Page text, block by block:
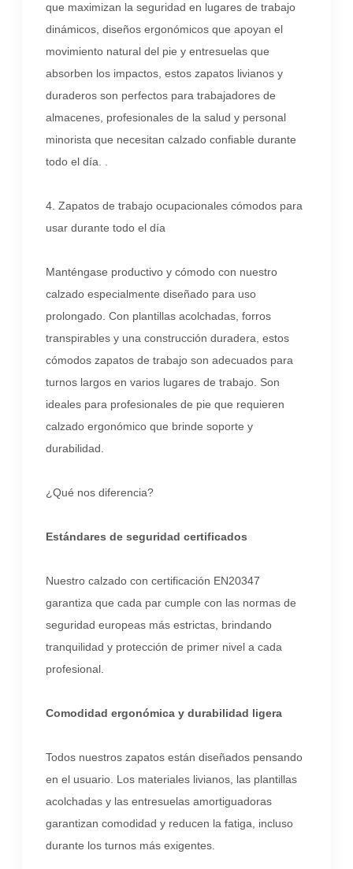
que maximizan la seguridad en lugares de trabajo
dinámicos, diseños ergonómicos que apoyan el
movimiento natural del pie y entresuelas que
absorben los impactos, estos zapatos livianos y
duraderos son perfectos para trabajadores de
almacenes, profesionales de la salud y personal
minorista que necesitan calzado confiable durante
todo el día. .
4. Zapatos de trabajo ocupacionales cómodos para
usar durante todo el día
Manténgase productivo y cómodo con nuestro
calzado especialmente diseñado para uso
prolongado. Con plantillas acolchadas, forros
transpirables y una construcción duradera, estos
cómodos zapatos de trabajo son adecuados para
turnos largos en varios lugares de trabajo. Son
ideales para profesionales de pie que requieren
calzado ergonómico que brinde soporte y
durabilidad.
¿Qué nos diferencia?
Estándares de seguridad certificados
Nuestro calzado con certificación EN20347
garantiza que cada par cumple con las normas de
seguridad europeas más estrictas, brindando
tranquilidad y protección de primer nivel a cada
profesional.
Comodidad ergonómica y durabilidad ligera
Todos nuestros zapatos están diseñados pensando
en el usuario. Los materiales livianos, las plantillas
acolchadas y las entresuelas amortiguadoras
garantizan comodidad y reducen la fatiga, incluso
durante los turnos más exigentes.